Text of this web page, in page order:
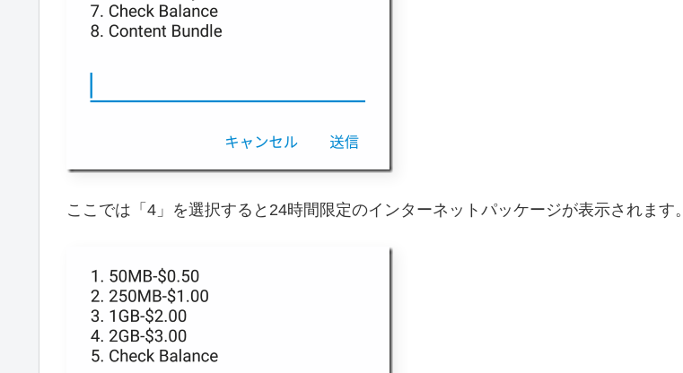
ここでは「4」を選択すると24時間限定のインターネットパッケージが表示されます。